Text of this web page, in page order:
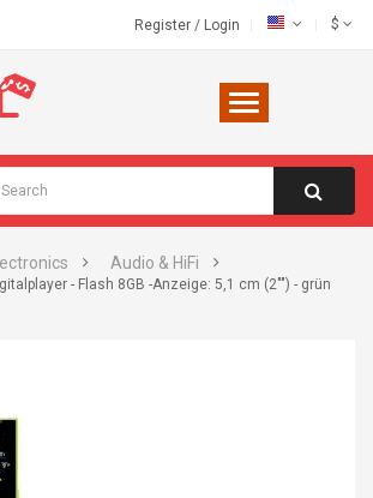
Register / Login $
Audio & HiFi
- Flash 8GB -Anzeige: 5,1 cm (2"") - grün